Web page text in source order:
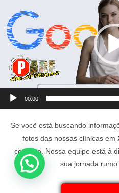
00:00
Se você está buscando
fotos das nossas clínicas em
conosco. Nossa equipe está à
sua jornada rumo